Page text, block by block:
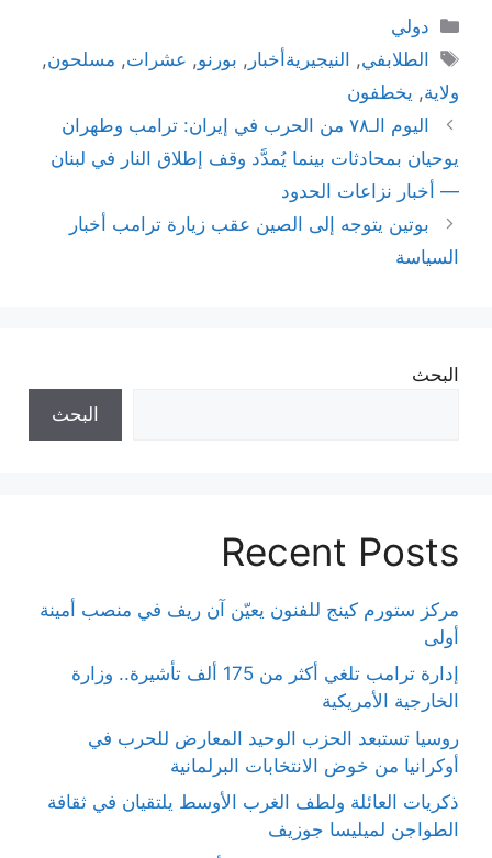
التصنيفات
دولي
الوسوم
الطلابفي, النيجيريةأخبار , بورنو, عشرات, مسلحون,
ولاية, يخطفون
اليوم الـ٧٨ من الحرب في إيران: ترامب وطهران
يوحيان بمحادثات بينما يُمدَّد وقف إطلاق النار في لبنان
— أخبار نزاعات الحدود
بوتين يتوجه إلى الصين عقب زيارة ترامب أخبار
السياسة
البحث
البحث
Recent Posts
مركز ستورم كينج للفنون يعيّن آن ريف في منصب أمينة
أولى
إدارة ترامب تلغي أكثر من 175 ألف تأشيرة.. وزارة
الخارجية الأمريكية
روسيا تستبعد الحزب الوحيد المعارض للحرب في
أوكرانيا من خوض الانتخابات البرلمانية
ذكريات العائلة ولطف الغرب الأوسط يلتقيان في ثقافة
الطواجن لميليسا جوزيف